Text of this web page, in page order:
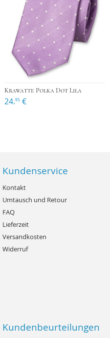
Krawatte Polka Dot Lila
24.95 €
Kundenservice
Kontakt
Umtausch und Retour
FAQ
Lieferzeit
Versandkosten
Widerruf
Kundenbeurteilungen